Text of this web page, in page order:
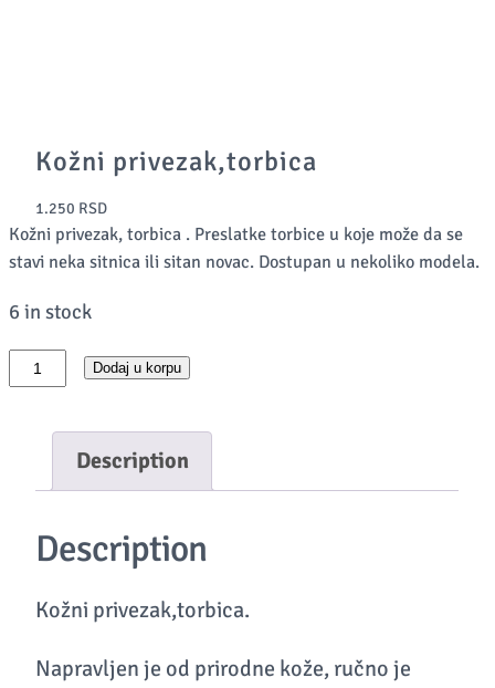
Kožni privezak,torbica
1.250 RSD
Kožni privezak, torbica . Preslatke torbice u koje može da se
stavi neka sitnica ili sitan novac. Dostupan u nekoliko modela.
6 in stock
Dodaj u korpu
Description
Description
Kožni privezak,torbica.
Napravljen je od prirodne kože, ručno je